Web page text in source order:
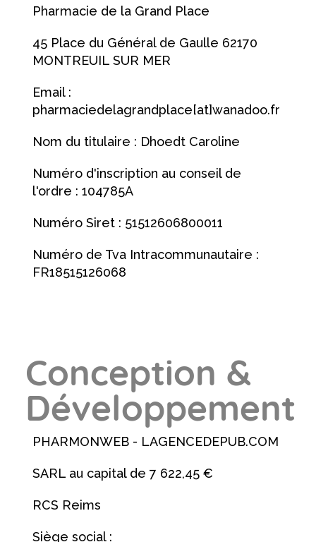
Pharmacie de la Grand Place
45 Place du Général de Gaulle 62170
MONTREUIL SUR MER
Email :
pharmaciedelagrandplace[at]wanadoo.fr
Nom du titulaire : Dhoedt Caroline
Numéro d'inscription au conseil de
l'ordre : 104785A
Numéro Siret : 51512606800011
Numéro de Tva Intracommunautaire :
FR18515126068
Conception &
Développement
PHARMONWEB - LAGENCEDEPUB.COM
SARL au capital de 7 622,45 €
RCS Reims
Siège social :